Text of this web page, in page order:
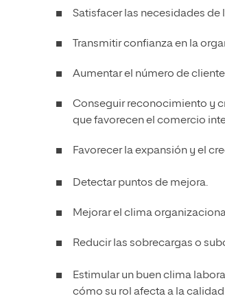
Satisfacer las necesidades de
Transmitir confianza en la
Aumentar el número de
Conseguir reconocimiento y
que favorecen el comercio
Favorecer la expansión y el
Detectar puntos de mejora.
Mejorar el clima
Reducir las sobrecargas o
Estimular un buen clima
cómo su rol afecta a la